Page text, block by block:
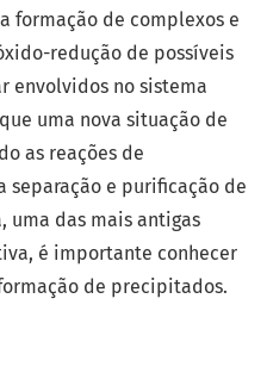
formação de complexos e
redução de possíveis
envolvidos no sistema
uma nova situação de
as reações de
separação e purificação de
uma das mais antigas
é importante conhecer
de precipitados.